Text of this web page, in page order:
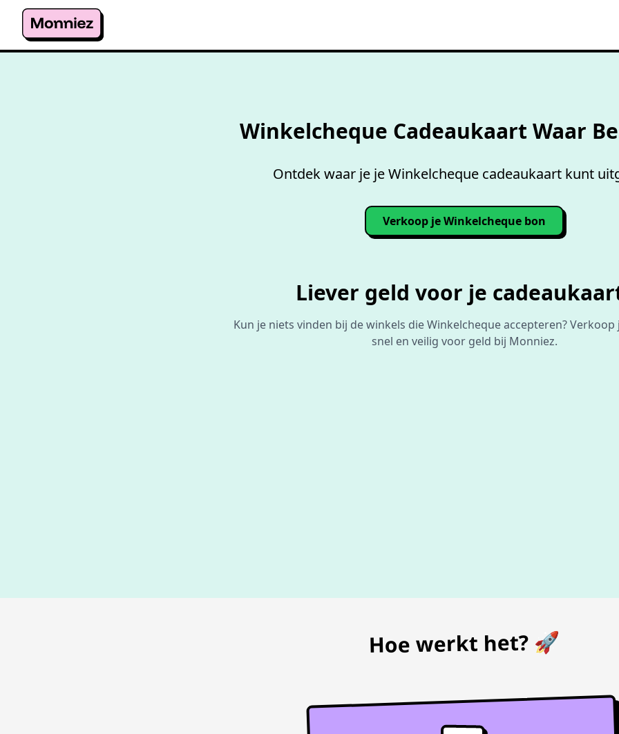
Winkelcheque Cadeaukaart Waar
Ontdek waar je je Winkelcheque cadeaukaart kunt
Verkoop je Winkelcheque bon
Liever geld voor je
Kun je niets vinden bij de winkels die Winkelcheque accepteren?
snel en veilig voor geld bij Monniez.
Hoe werkt het? 🚀